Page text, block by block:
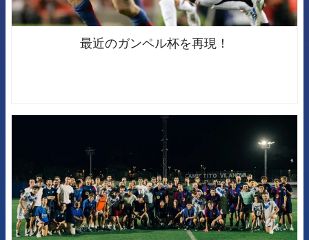
最近のガンペル杯を再現！
FCB Barcelona badge